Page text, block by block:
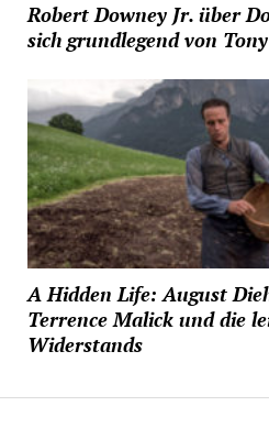
Robert Downey Jr. über
sich grundlegend von
A Hidden Life: August
Terrence Malick und die
Widerstands